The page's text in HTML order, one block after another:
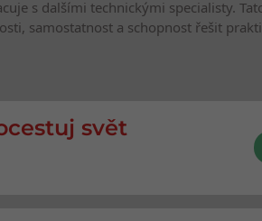
s dalšími technickými specialisty.
samostatnost a schopnost řešit
svět